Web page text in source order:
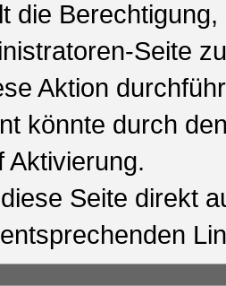
die
Seite
Aktion
könnte durch
Aktivierung.
Seite direkt